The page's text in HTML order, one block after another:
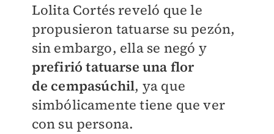
Lolita Cortés reveló que le
propusieron tatuarse su pezón,
sin embargo, ella se negó y
prefirió tatuarse una flor
de cempasúchil, ya que
simbólicamente tiene que ver
con su persona.